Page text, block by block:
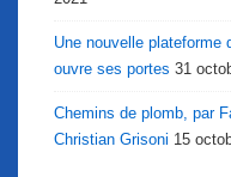
Une nouvelle plateforme
ouvre ses portes 31
Chemins de plomb, par
Christian Grisoni 15